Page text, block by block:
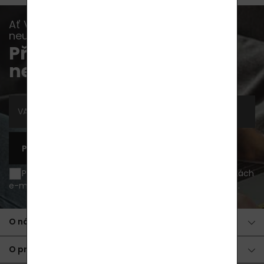
Ať Vám již žádná akce, novinka nebo rada
neunikne...
Přihlaste se k odběru
newsletterů
PŘIHLÁSIT SE K ODBĚRU
Přeji si být informován o novinkách a akčních nabídkách
e-mailem a souhlasím se
.
O nákupu
O produktech